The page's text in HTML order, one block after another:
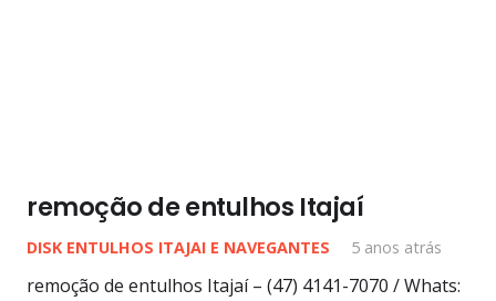
remoção de entulhos Itajaí
DISK ENTULHOS ITAJAI E NAVEGANTES 5 anos atrás
remoção de entulhos Itajaí – (47) 4141-7070 / Whats: